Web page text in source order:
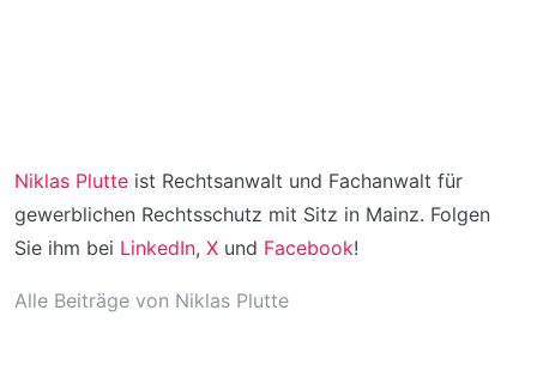
Niklas Plutte ist Rechtsanwalt und Fachanwalt für
gewerblichen Rechtsschutz mit Sitz in Mainz. Folgen
Sie ihm bei LinkedIn, X und Facebook!
Alle Beiträge von Niklas Plutte